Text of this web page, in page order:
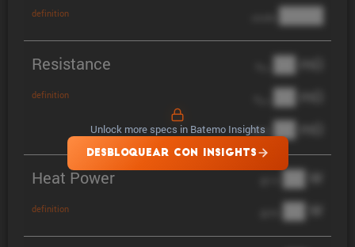
definition ████
Resistance
definition
██ mΩ
██ mΩ
DCIR ██ mΩ
Heat Power
definition
██ W
██ W
Unlock more specs in Batemo Insights
DESBLOQUEAR CON INSIGHTS